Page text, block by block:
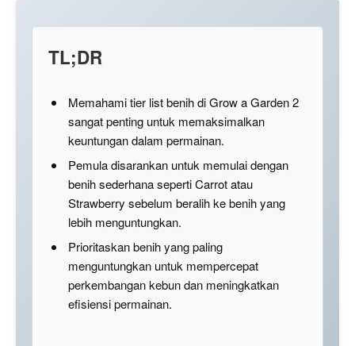
TL;DR
Memahami tier list benih di Grow a Garden 2
sangat penting untuk memaksimalkan
keuntungan dalam permainan.
Pemula disarankan untuk memulai dengan
benih sederhana seperti Carrot atau
Strawberry sebelum beralih ke benih yang
lebih menguntungkan.
Prioritaskan benih yang paling
menguntungkan untuk mempercepat
perkembangan kebun dan meningkatkan
efisiensi permainan.